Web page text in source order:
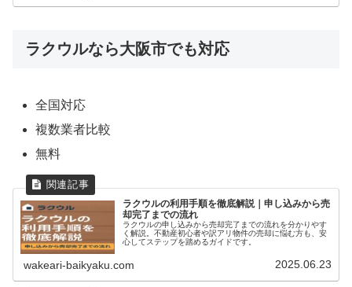
ラクウルなら大阪市でも対応
全国対応
複数業者比較
無料
ラクウルの利用手順を徹底解説｜申し込みから売
却完了までの流れ
ラクウルの申し込みから売却完了までの流れを分かりやす
く解説。不動産初心者や訳アリ物件の売却に悩む方も、安
心してステップを踏めるガイドです。
wakeari-baikyaku.com 2025.06.23